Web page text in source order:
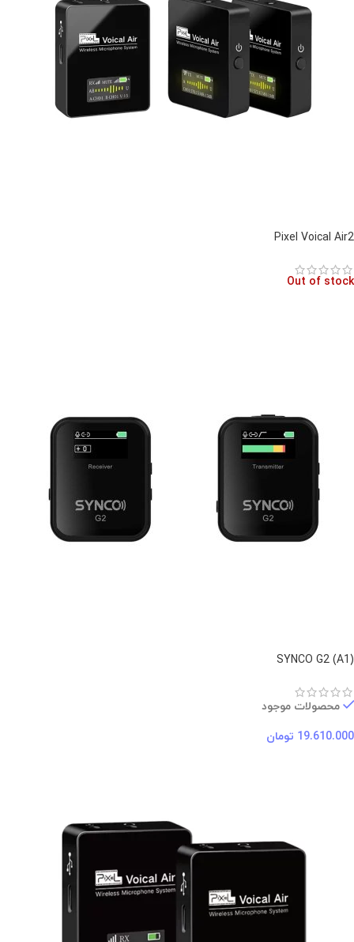
Pixel Voical Air2
Out of stock
(A1) SYNCO G2
محصولات موجود
19.610.000 تومان